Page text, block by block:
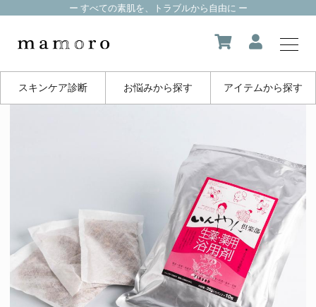
ー すべての素肌を、トラブルから自由に ー
スキンケア診断 お悩みから探す アイテムから探す
product
製品一覧
FAQ